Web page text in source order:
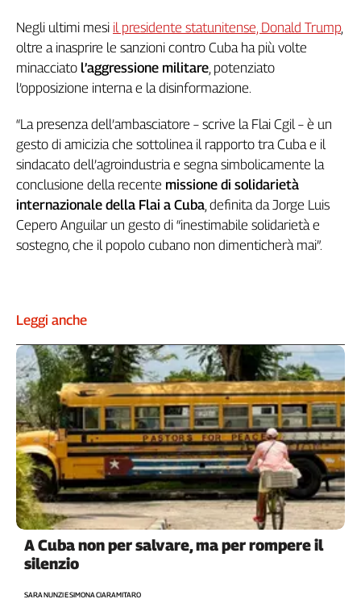
Collettiva
Play
Rubriche
Collettiva
La
settimana
Collettiva
Girasoli
Il
Sassolino
Linea
Economica
Inserti
Idea
Diffusa
InFlai
Le
trasmissioni
tv
Work
in
L'Italia
nel
Lavoro
Negli ultimi mesi il presidente statunitense, Donald Trump,
oltre a inasprire le sanzioni contro Cuba ha più volte
minacciato l’aggressione militare , potenziato
l’opposizione interna e la disinformazione.
“La presenza dell’ambasciatore – scrive la Flai Cgil – è un
gesto di amicizia che sottolinea il rapporto tra Cuba e il
sindacato dell’agroindustria e segna simbolicamente la
conclusione della recente missione di solidarietà
internazionale della Flai a Cuba , definita da Jorge Luis
Cepero Anguilar un gesto di “inestimabile solidarietà e
sostegno, che il popolo cubano non dimenticherà mai”.
Leggi anche
A Cuba non per salvare, ma per rompere il
silenzio
SARA NUNZI E SIMONA CIARAMITARO